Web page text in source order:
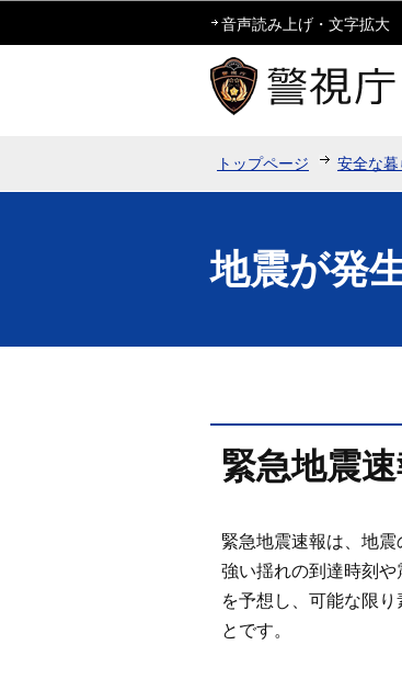
音声読み上げ・文字拡大
トップページ 安全な暮
地震が発
緊急地震
緊急地震速報は、地
強い揺れの到達時刻
を予想し、可能な限
とです。